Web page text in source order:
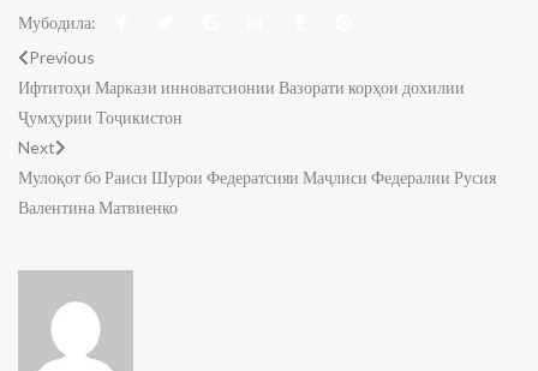
Мубодила:
Previous
Ифтитоҳи Маркази инноватсионии Вазорати корҳои дохилии
Ҷумҳурии Тоҷикистон
Next
Мулоқот бо Раиси Шурои Федератсияи Маҷлиси Федералии Русия
Валентина Матвиенко